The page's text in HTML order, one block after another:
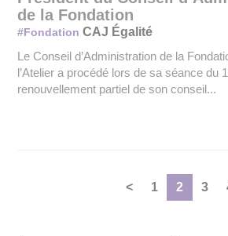
de la Fondation
#Fondation CAJ Égalité
Le Conseil d’Administration de la
l’Atelier a procédé lors de sa séance du
renouvellement partiel de son conseil...
< 1 2 3